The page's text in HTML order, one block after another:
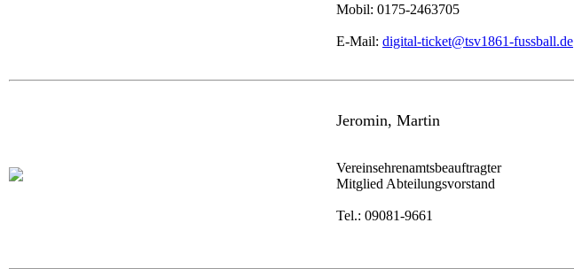
Mobil: 0175-2463705
E-Mail: digital-ticket@tsv1861-fussball.de
Jeromin, Martin
Vereinsehrenamtsbeauftragter
Mitglied Abteilungsvorstand
Tel.: 09081-9661